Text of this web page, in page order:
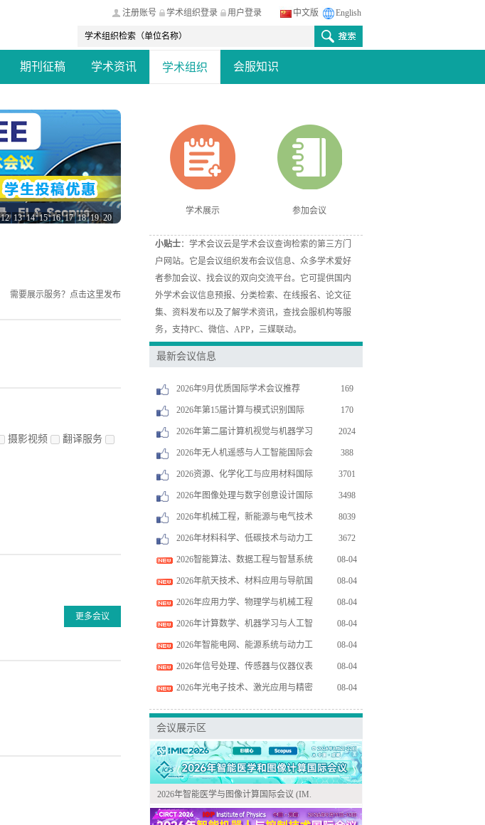
中文版 English
注册账号 学术组织登录 用户登录
期刊征稿 学术资讯 学术组织 会服知识
12 13 14 15 16 17 18 19 20
需要展示服务？ 点击这里发布
摄影视频
翻译服务
更多会议
学术展示 参加会议
小贴士：学术会议云是学术会议查询检索的第三方门
户网站。它是会议组织发布会议信息、众多学术爱好
者参加会议、找会议的双向交流平台。它可提供国内
外学术会议信息预报、分类检索、在线报名、论文征
集、资料发布以及了解学术资讯，查找会服机构等服
务，支持PC、微信、APP，三媒联动。
最新会议信息
2026年9月优质国际学术会议推荐 169
2026年第15届计算与模式识别国际 170
2026年第二届计算机视觉与机器学习 2024
2026年无人机遥感与人工智能国际会 388
2026资源、化学化工与应用材料国际 3701
2026年图像处理与数字创意设计国际 3498
2026年机械工程，新能源与电气技术 8039
2026年材料科学、低碳技术与动力工 3672
2026智能算法、数据工程与智慧系统 08-04
2026年航天技术、材料应用与导航国 08-04
2026年应用力学、物理学与机械工程 08-04
2026年计算数学、机器学习与人工智 08-04
2026年智能电网、能源系统与动力工 08-04
2026年信号处理、传感器与仪器仪表 08-04
2026年光电子技术、激光应用与精密 08-04
会议展示区
2026年智能医学与图像计算国际会议 (IM.